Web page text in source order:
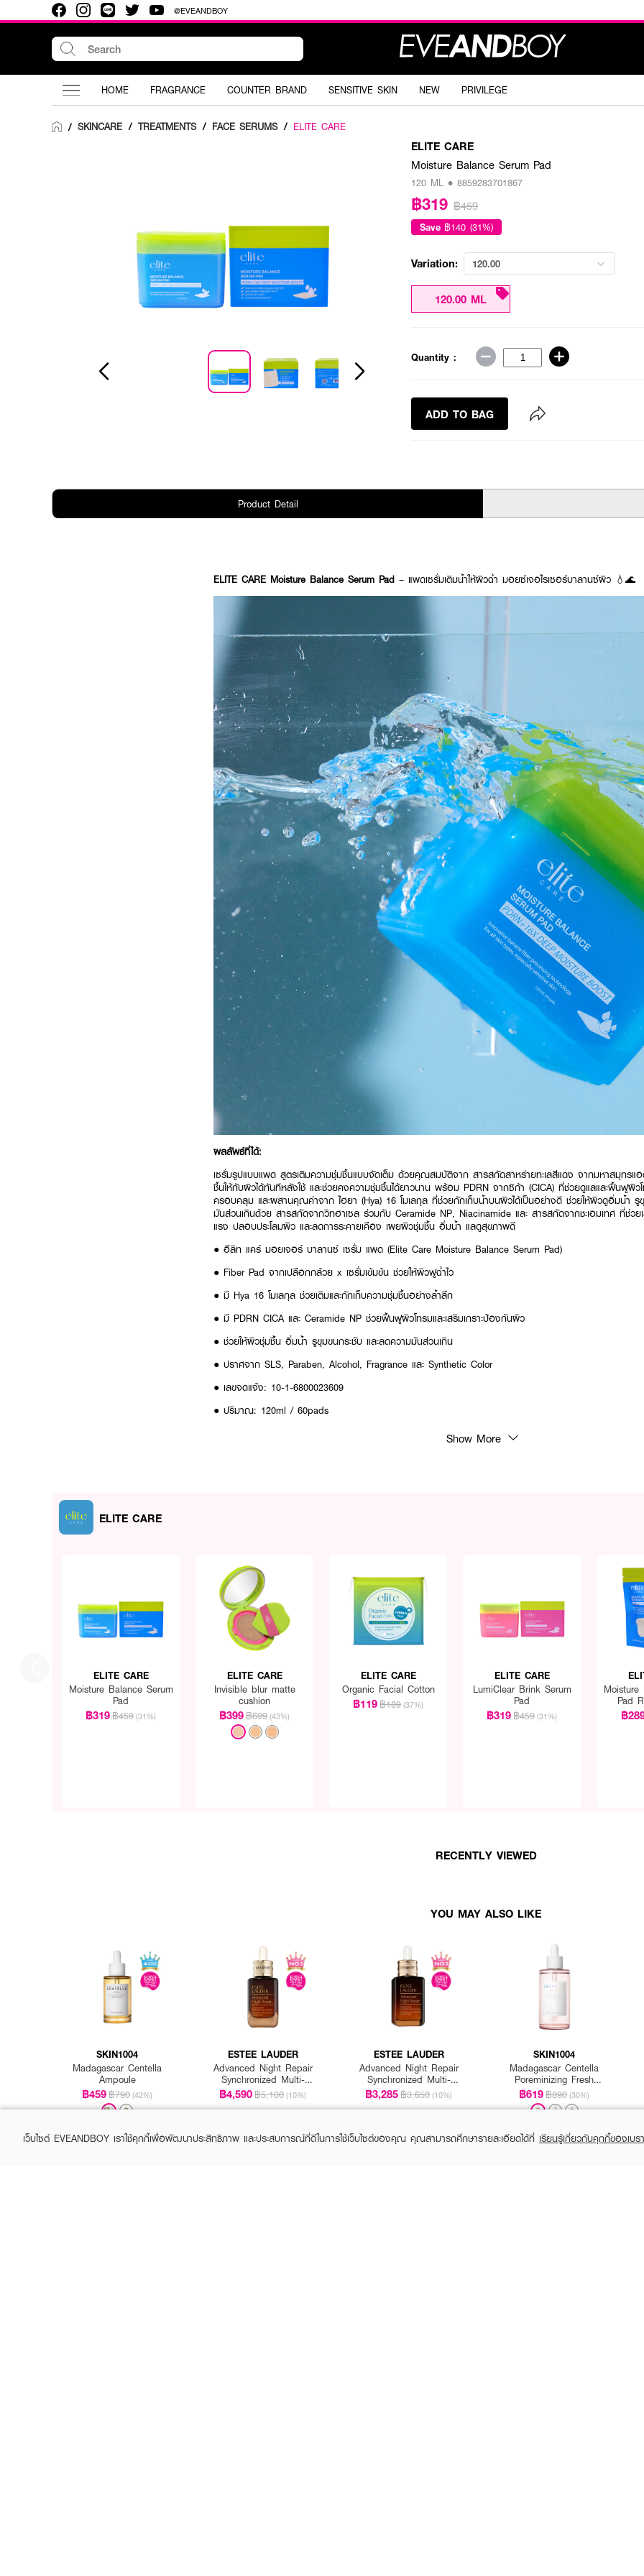
@EVEANDBOY
HOME FRAGRANCE COUNTER BRAND SENSITIVE SKIN NEW PRIVILEGE
/ SKINCARE / TREATMENTS / FACE SERUMS / ELITE CARE
ELITE CARE
Moisture Balance Serum Pad
120 ML • 8859283701867
฿319 ฿459
Save ฿140 (31%)
Variation: 120.00
120.00 ML
Quantity :
ADD TO BAG
Product Detail
ELITE CARE Moisture Balance Serum Pad – แพดเซรั่มเติมน้ำให้ผิวฉ่ำ มอยซ์เจอไรเซอร์บาลานซ์ผิว 💧🌊
ผลลัพธ์ที่ได้:
เซรั่มรูปแบบแพด สูตรเติมความชุ่มชื้นแบบจัดเต็ม ด้วยคุณสมบัติจาก สารสกัดสาหร่ายทะเลสีแดง จากมหาสมุทรแ
ชื้นให้กับผิวได้ทันทีหลังใช้ และช่วยคงความชุ่มชื้นได้ยาวนาน พร้อม PDRN จากซิก้า (CICA) ที่ช่วยดูแลและฟื้นฟูผิว
ครอบคลุม และผสานคุณค่าจาก ไฮยา (Hya) 16 โมเลกุล ที่ช่วยกักเก็บน้ำบนผิวได้เป็นอย่างดี ช่วยให้ผิวดูอิ่มน้ำ รู
มันส่วนเกินด้วย สารสกัดจากวิทฮาเซล ร่วมกับ Ceramide NP, Niacinamide และ สารสกัดจากชะเอมเทศ ที่ช่วย
แรง ปลอบประโลมผิว และลดการระคายเคือง เผยผิวชุ่มชื้น อิ่มน้ำ แลดูสุขภาพดี
● อีลิท แคร์ มอยเจอร์ บาลานซ์ เซรั่ม แพด (Elite Care Moisture Balance Serum Pad)
● Fiber Pad จากเปลือกกล้วย x เซรั่มเข้มข้น ช่วยให้ผิวฟูฉ่ำไว
● มี Hya 16 โมเลกุล ช่วยเติมและกักเก็บความชุ่มชื้นอย่างล้ำลึก
● มี PDRN CICA และ Ceramide NP ช่วยฟื้นฟูผิวโทรมและเสริมเกราะป้องกันผิว
● ช่วยให้ผิวชุ่มชื้น อิ่มน้ำ รูขุมขนกระชับ และลดความมันส่วนเกิน
● ปราศจาก SLS, Paraben, Alcohol, Fragrance และ Synthetic Color
● เลขจดแจ้ง: 10-1-6800023609
● ปริมาณ: 120ml / 60pads
How To Use:
● ใช้เช็ด หรือ แปะ (มาสก์) เพื่อบำรุงผิวหน้าและลำคอ
● ใช้เป็นประจำหลังล้างหน้า ทั้งเช้าและเย็น
● ข้อควรระวัง: ห้ามใช้ในเด็กอายุต่ำกว่า 3 ปี
🌿 บำรุงลึก เสิร์ฟผิวฉ่ำน้ำ เนียนละเอียด ดูสุขภาพดี ในแพดเดียว! 💖
Show More
ELITE CARE
ELITE CARE
Moisture Balance Serum
Pad
฿319฿459 (31%)
ELITE CARE
Invisible blur matte
cushion
฿399฿699 (43%)
ELITE CARE
Organic Facial Cotton
฿119฿189 (37%)
ELITE CARE
LumiClear Brink Serum
Pad
฿319฿459 (31%)
Moisture
Pad
฿
RECENTLY VIEWED
YOU MAY ALSO LIKE
SKIN1004
Madagascar Centella
Ampoule
฿459฿790 (42%)
ESTEE LAUDER
Advanced Night Repair
Synchronized Multi-
Recovery Complex
฿4,590฿5,100 (10%)
ESTEE LAUDER
Advanced Night Repair
Synchronized Multi-
Recovery Complex
฿3,285฿3,650 (10%)
SKIN1004
Madagascar Centella
Poreminizing Fresh
Ampoule
฿619฿890 (30%)
เว็บไซต์ EVEANDBOY เราใช้คุกกี้เพื่อพัฒนาประสิทธิภาพ และประสบการณ์ที่ดีในการใช้เว็บไซต์ของคุณ คุณสามารถศึกษารายละเอียดได้ที่ เรียนรู้เกี่ยวกับคุกกี้ของเบร